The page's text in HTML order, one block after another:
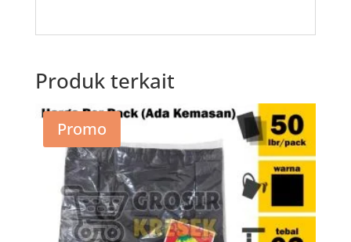
Produk terkait
Promo